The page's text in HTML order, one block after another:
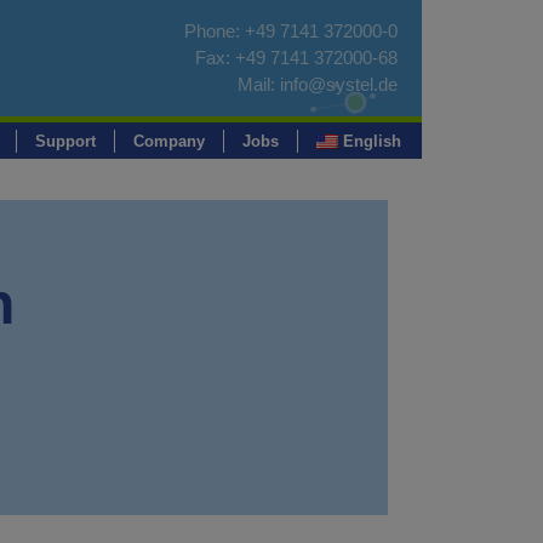
Phone: +49 7141 372000-0
Fax: +49 7141 372000-68
Mail: info@systel.de
Support Company Jobs English